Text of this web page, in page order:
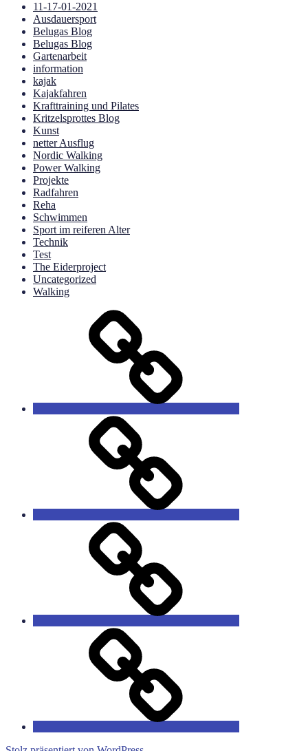
11-17-01-2021
Ausdauersport
Belugas Blog
Belugas Blog
Gartenarbeit
information
kajak
Kajakfahren
Krafttraining und Pilates
Kritzelsprottes Blog
Kunst
netter Ausflug
Nordic Walking
Power Walking
Projekte
Radfahren
Reha
Schwimmen
Sport im reiferen Alter
Technik
Test
The Eiderproject
Uncategorized
Walking